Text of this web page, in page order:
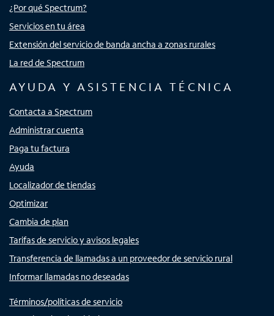
¿Por qué Spectrum?
Servicios en tu área
Extensión del servicio de banda ancha a zonas rurales
La red de Spectrum
AYUDA Y ASISTENCIA TÉCNICA
Contacta a Spectrum
Administrar cuenta
Paga tu factura
Ayuda
Localizador de tiendas
Optimizar
Cambia de plan
Tarifas de servicio y avisos legales
Transferencia de llamadas a un proveedor de servicio rural
Informar llamadas no deseadas
Términos/políticas de servicio